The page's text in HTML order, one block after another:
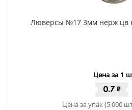
Люверсы №17 3мм нерж цв
Цена за 1
0.7 ₽
Цена за упак (5 000